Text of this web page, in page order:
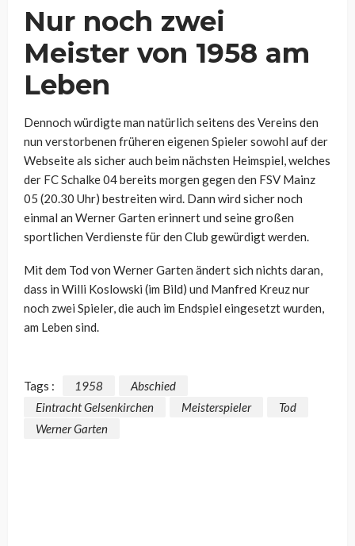
Nur noch zwei
Meister von 1958 am
Leben
Dennoch würdigte man natürlich seitens des Vereins den
nun verstorbenen früheren eigenen Spieler sowohl auf der
Webseite als sicher auch beim nächsten Heimspiel, welches
der FC Schalke 04 bereits morgen gegen den FSV Mainz
05 (20.30 Uhr) bestreiten wird. Dann wird sicher noch
einmal an Werner Garten erinnert und seine großen
sportlichen Verdienste für den Club gewürdigt werden.
Mit dem Tod von Werner Garten ändert sich nichts daran,
dass in Willi Koslowski (im Bild) und Manfred Kreuz nur
noch zwei Spieler, die auch im Endspiel eingesetzt wurden,
am Leben sind.
Tags : 1958
Abschied
Eintracht Gelsenkirchen
Meisterspieler
Tod
Werner Garten